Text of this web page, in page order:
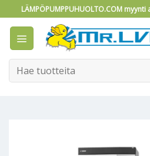
to
content
LÄMPÖPUMPPUHUOLTO.COM
Etsi: